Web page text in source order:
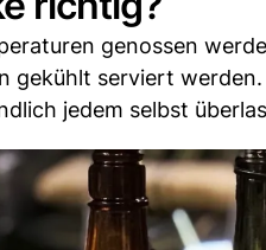
genossen
gekühlt serviert werden.
jedem selbst